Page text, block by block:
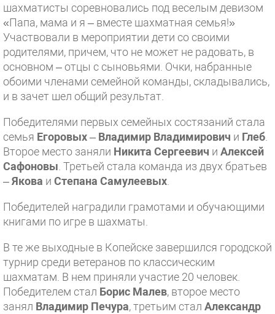
шахматисты соревновались под веселым девизом
«Папа, мама и я – вместе шахматная семья!»
Участвовали в мероприятии дети со своими
родителями, причем, что не может не радовать, в
основном – отцы с сыновьями. Очки, набранные
обоими членами семейной команды, складывались,
и в зачет шел общий результат.
Победителями первых семейных состязаний стала
семья Егоровых– Владимир Владимирович и Глеб
Второе место заняли Никита Сергеевич и Алексей
Сафоновы . Третьей стала команда из двух братьев
–Якова и Степана Самулеевых
Победителей наградили грамотами и обучающими
книгами по игре в шахматы.
В те же выходные в Копейске завершился городской
турнир среди ветеранов по классическим
шахматам. В нем приняли участие 20 человек.
Победителем стал Борис Малев, второе место
занял Владимир Печура, третьим стал Александр